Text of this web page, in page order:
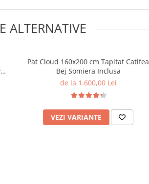
ALTERNATIVE
Pat Cloud 160x200 cm Tapitat Catifea
Bej Somiera Inclusa
de la 1.600,00 Lei
VEZI VARIANTE